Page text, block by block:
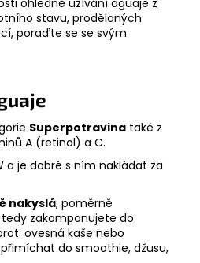
ohledně užívání aguaje z
stavu, prodělaných
poraďte se se svým
Superpotravina také z
A (retinol) a C.
a je dobré s ním nakládat za
nakyslá, poměrně
zakomponujete do
ovesná kaše nebo
do smoothie, džusu,